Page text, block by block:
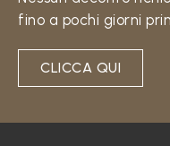
fino a pochi giorni
CLICCA QUI